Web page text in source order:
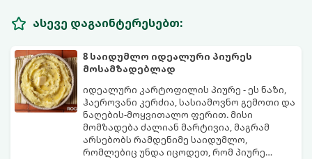
ასევე დაგაინტერესებთ:
8 საიდუმლო იდეალური პიურეს
მოსამზადებლად
იდეალური კარტოფილის პიურე - ეს ნაზი,
ჰაეროვანი კერძია, სასიამოვნო გემოთი და
ნაღების-მოყვითალო ფერით. მისი
მომზადება ძალიან მარტივია, მაგრამ
არსებობს რამდენიმე საიდუმლო,
რომლებიც უნდა იცოდეთ, რომ პიურე